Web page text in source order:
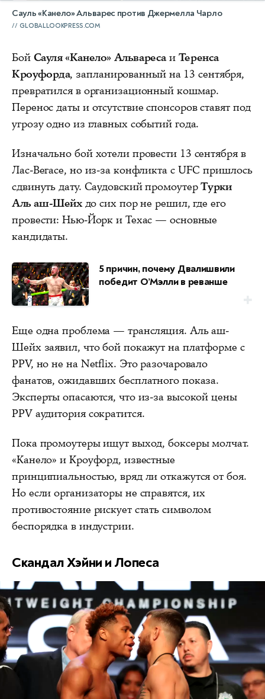
Сауль «Канело» Альварес против Джермелла Чарло
GLOBALLOOKPRESS.COM
Бой Сауля «Канело» Альваресаи Теренса
Кроуфорда, запланированный на 13 сентября,
превратился в организационный кошмар.
Перенос даты и отсутствие спонсоров ставят под
угрозу одно из главных событий года.
Изначально бой хотели провести 13 сентября в
Лас-Вегасе, но из-за конфликта с UFC пришлось
сдвинуть дату. Саудовский промоутерТурки
Аль аш-Шейхдо сих пор не решил, где его
провести: Нью-Йорк и Техас — основные
кандидаты.
5 причин, почему Двалишвили
победит О’Мэлли в реванше
Еще одна проблема — трансляция. Аль аш-
Шейх заявил, что бой покажут на платформе с
PPV, но не на Netflix. Это разочаровало
фанатов, ожидавших бесплатного показа.
Эксперты опасаются, что из-за высокой цены
PPV аудитория сократится.
Пока промоутеры ищут выход, боксеры молчат.
«Канело» и Кроуфорд, известные
принципиальностью, вряд ли откажутся от боя.
Но если организаторы не справятся, их
противостояние рискует стать символом
беспорядка в индустрии.
Скандал Хэйни и Лопеса